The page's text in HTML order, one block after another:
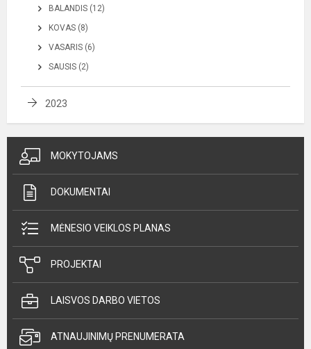
BALANDIS (12)
KOVAS (8)
VASARIS (6)
SAUSIS (2)
2023
MOKYTOJAMS
DOKUMENTAI
MĖNESIO VEIKLOS PLANAS
PROJEKTAI
LAISVOS DARBO VIETOS
ATNAUJINIMŲ PRENUMERATA